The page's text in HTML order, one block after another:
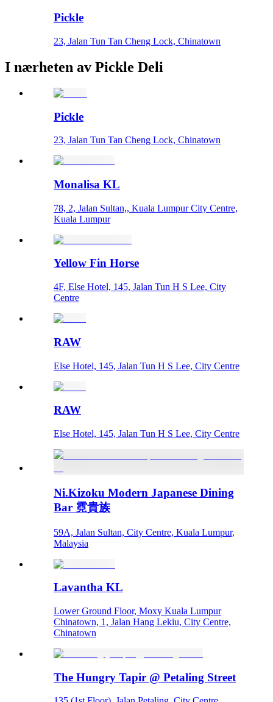
Pickle
23, Jalan Tun Tan Cheng Lock, Chinatown
I nærheten av Pickle Deli
Pickle
23, Jalan Tun Tan Cheng Lock, Chinatown
Monalisa KL
78, 2, Jalan Sultan,, Kuala Lumpur City Centre,
Kuala Lumpur
Yellow Fin Horse
4F, Else Hotel, 145, Jalan Tun H S Lee, City
Centre
RAW
Else Hotel, 145, Jalan Tun H S Lee, City Centre
RAW
Else Hotel, 145, Jalan Tun H S Lee, City Centre
Ni.Kizoku Modern Japanese Dining
Bar 霓貴族
59A, Jalan Sultan, City Centre, Kuala Lumpur,
Malaysia
Lavantha KL
Lower Ground Floor, Moxy Kuala Lumpur
Chinatown, 1, Jalan Hang Lekiu, City Centre,
Chinatown
The Hungry Tapir @ Petaling Street